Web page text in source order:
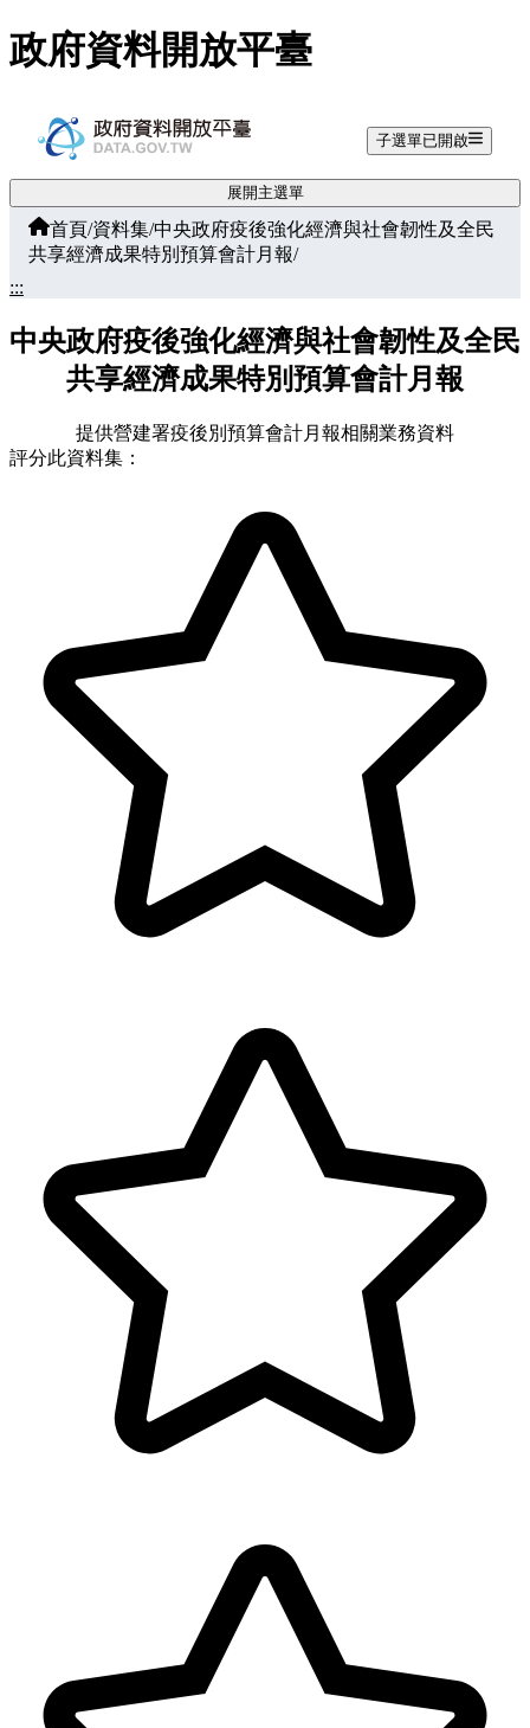
跳至主要內容
政府資料開放平臺
子選單已開啟
展開主選單
首頁/資料集/中央政府疫後強化經濟與社會韌性及全民
共享經濟成果特別預算會計月報/
:::
中央政府疫後強化經濟與社會韌性及全民
共享經濟成果特別預算會計月報
提供營建署疫後別預算會計月報相關業務資料
評分此資料集：